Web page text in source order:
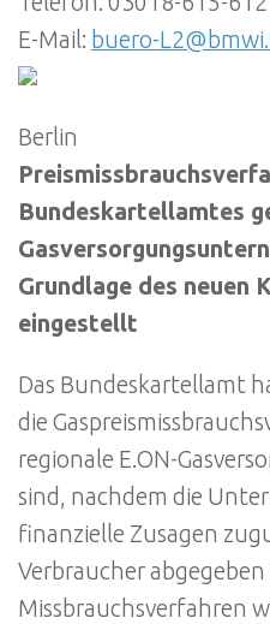
E-Mail: buero-
Berlin
Bundeskartellamtes
Grundlage des neuen
eingestellt
Das Bundeskartellamt
die
regionale E.ON-
sind, nachdem die
finanzielle Zusagen
Verbraucher abgegeben
Missbrauchsverfahren